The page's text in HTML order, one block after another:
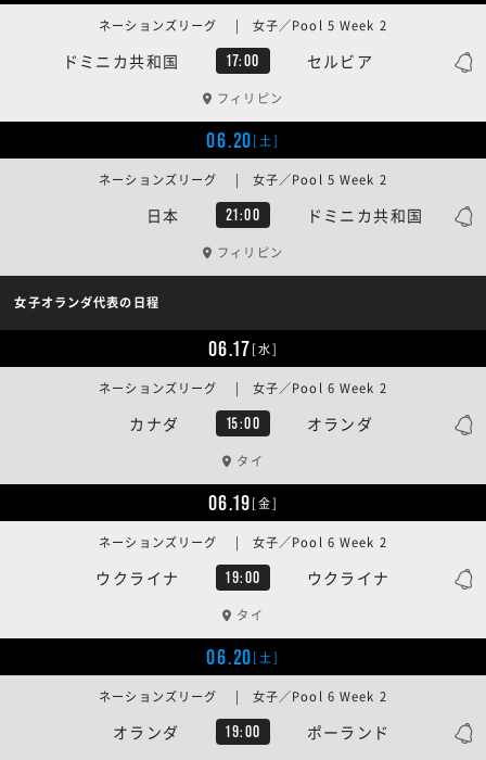
ドミニカ共和国 17:00 セルビア
ネーションズリーグ | 女子／Pool 5 Week 2
フィリピン
06.20[土]
日本 21:00 ドミニカ共和国
ネーションズリーグ | 女子／Pool 5 Week 2
フィリピン
女子オランダ代表の日程
06.17[水]
カナダ 15:00 オランダ
ネーションズリーグ | 女子／Pool 6 Week 2
タイ
06.19[金]
ウクライナ 19:00 ウクライナ
ネーションズリーグ | 女子／Pool 6 Week 2
タイ
06.20[土]
オランダ 19:00 ポーランド
ネーションズリーグ | 女子／Pool 6 Week 2